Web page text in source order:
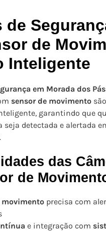
de
de
Inteligente
em Morada dos
sensor de movimento
garantindo que
seja detectada e alertada
das
de
movimento precisa com
e integração com